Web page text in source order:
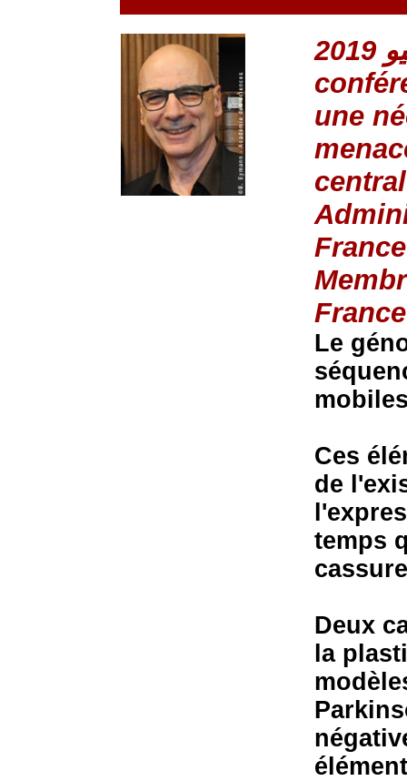
une
France
Le
Ces
de
temps
Deux
la